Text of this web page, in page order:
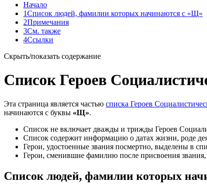
Начало
1Список людей, фамилии которых начинаются с «Щ»
2Примечания
3См. также
4Ссылки
Скрыть/показать содержание
Список Героев
Эта страница является частью списка Героев
начинаются с буквы «Щ».
Список не включает дважды и трижды Героев
Список содержит информацию о датах жизни, роде
Герои, удостоенные звания посмертно, выделены в
Герои, сменившие фамилию после присвоения
Список людей, фамилии которых